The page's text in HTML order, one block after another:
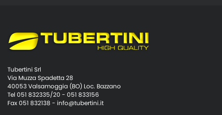
Tubertini Srl
Via Muzza Spadetta 28
40053 Valsamoggia (BO) Loc. Bazzano
Tel 051 832335/20 - 051 833156
Fax 051 832138 - info@tubertini.it